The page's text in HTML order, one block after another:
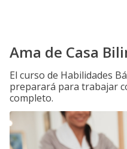
Ama de Casa
El curso de Habilidades
preparará para trabajar
completo.